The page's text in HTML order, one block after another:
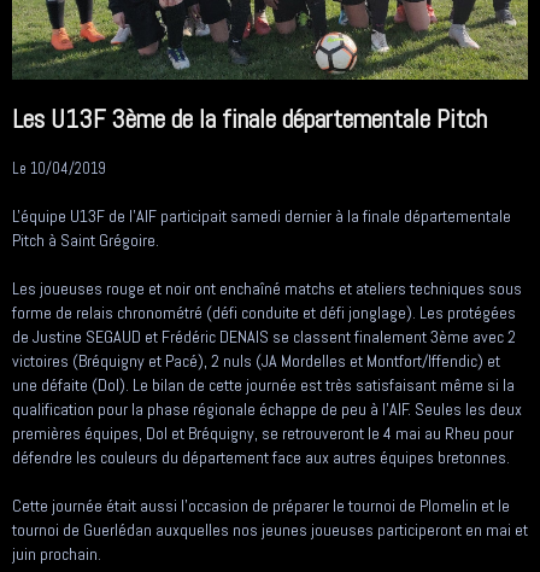
Les U13F 3ème de la finale départementale Pitch
Le 10/04/2019
L'équipe U13F de l'AIF participait samedi dernier à la finale départementale
Pitch à Saint Grégoire.
Les joueuses rouge et noir ont enchaîné matchs et ateliers techniques sous
forme de relais chronométré (défi conduite et défi jonglage). Les protégées
de Justine SEGAUD et Frédéric DENAIS se classent finalement 3ème avec 2
victoires (Bréquigny et Pacé), 2 nuls (JA Mordelles et Montfort/Iffendic) et
une défaite (Dol). Le bilan de cette journée est très satisfaisant même si la
qualification pour la phase régionale échappe de peu à l'AIF. Seules les deux
premières équipes, Dol et Bréquigny, se retrouveront le 4 mai au Rheu pour
défendre les couleurs du département face aux autres équipes bretonnes.
Cette journée était aussi l'occasion de préparer le tournoi de Plomelin et le
tournoi de Guerlédan auxquelles nos jeunes joueuses participeront en mai et
juin prochain.